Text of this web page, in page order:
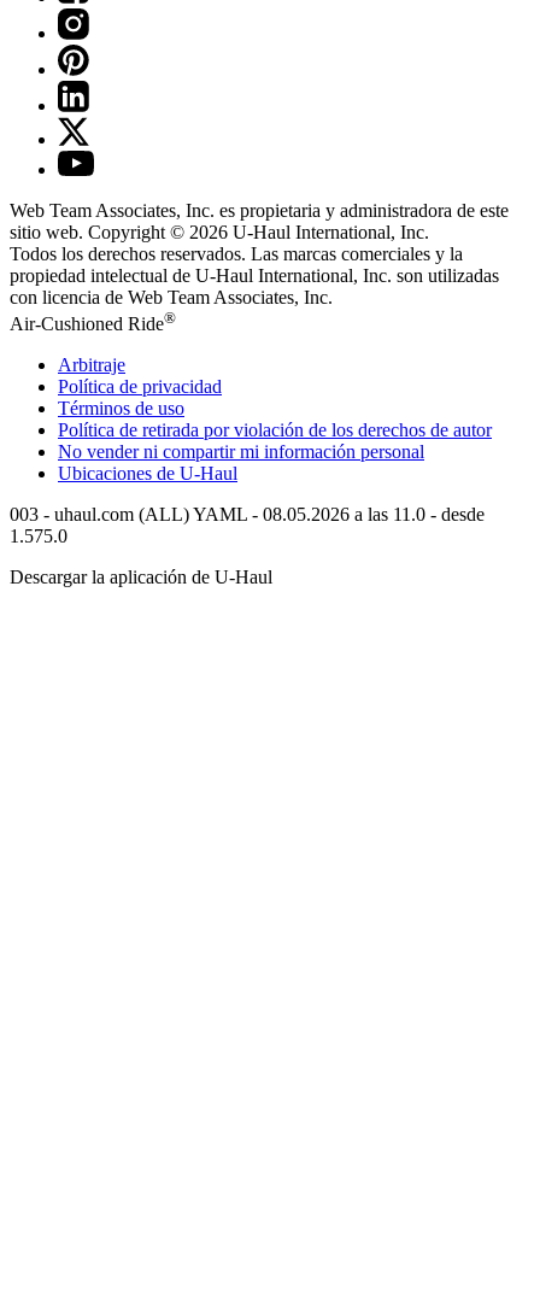
Web Team Associates, Inc. es propietaria y administradora de este
sitio web. Copyright © 2026 U-Haul International, Inc.
Todos los derechos reservados. Las marcas comerciales y la
propiedad intelectual de U-Haul International, Inc. son utilizadas
con licencia de Web Team Associates, Inc.
Air-Cushioned Ride®
Arbitraje
Política de privacidad
Términos de uso
Política de retirada por violación de los derechos de autor
No vender ni compartir mi información personal
Ubicaciones de U-Haul
003 - uhaul.com (ALL) YAML - 08.05.2026 a las 11.0 - desde
1.575.0
Descargar la aplicación de U-Haul